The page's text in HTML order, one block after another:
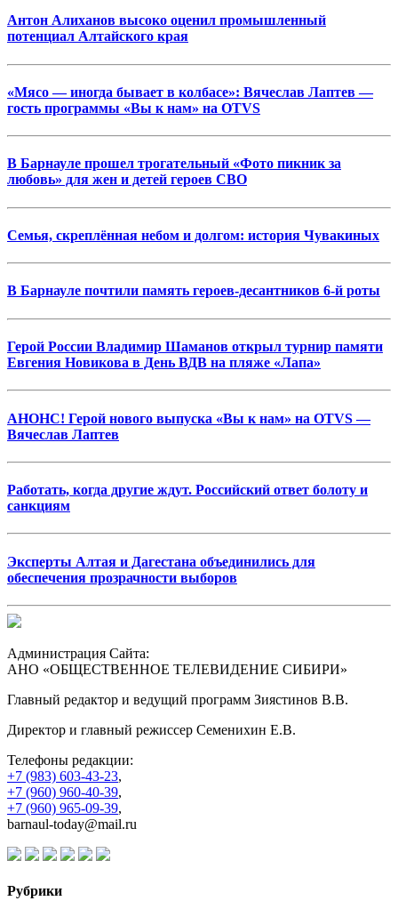
Антон Алиханов высоко оценил промышленный
потенциал Алтайского края
«Мясо — иногда бывает в колбасе»: Вячеслав Лаптев —
гость программы «Вы к нам» на OTVS
В Барнауле прошел трогательный «Фото пикник за
любовь» для жен и детей героев СВО
Семья, скреплённая небом и долгом: история Чувакиных
В Барнауле почтили память героев-десантников 6-й роты
Герой России Владимир Шаманов открыл турнир памяти
Евгения Новикова в День ВДВ на пляже «Лапа»
АНОНС! Герой нового выпуска «Вы к нам» на OTVS —
Вячеслав Лаптев
Работать, когда другие ждут. Российский ответ болоту и
санкциям
Эксперты Алтая и Дагестана объединились для
обеспечения прозрачности выборов
Администрация Сайта:
АНО «ОБЩЕСТВЕННОЕ ТЕЛЕВИДЕНИЕ СИБИРИ»
Главный редактор и ведущий программ Зиястинов В.В.
Директор и главный режиссер Семенихин Е.В.
Телефоны редакции:
+7 (983) 603-43-23,
+7 (960) 960-40-39,
+7 (960) 965-09-39,
barnaul-today@mail.ru
Рубрики